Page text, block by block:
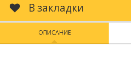
В закладки
ОПИСАНИЕ